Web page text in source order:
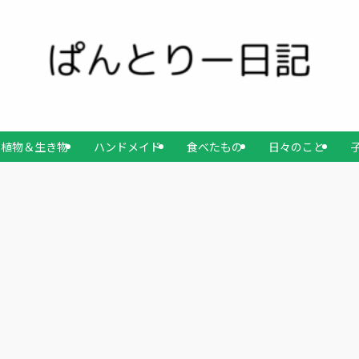
植物＆生き物 ハンドメイド 食べたもの 日々のこと